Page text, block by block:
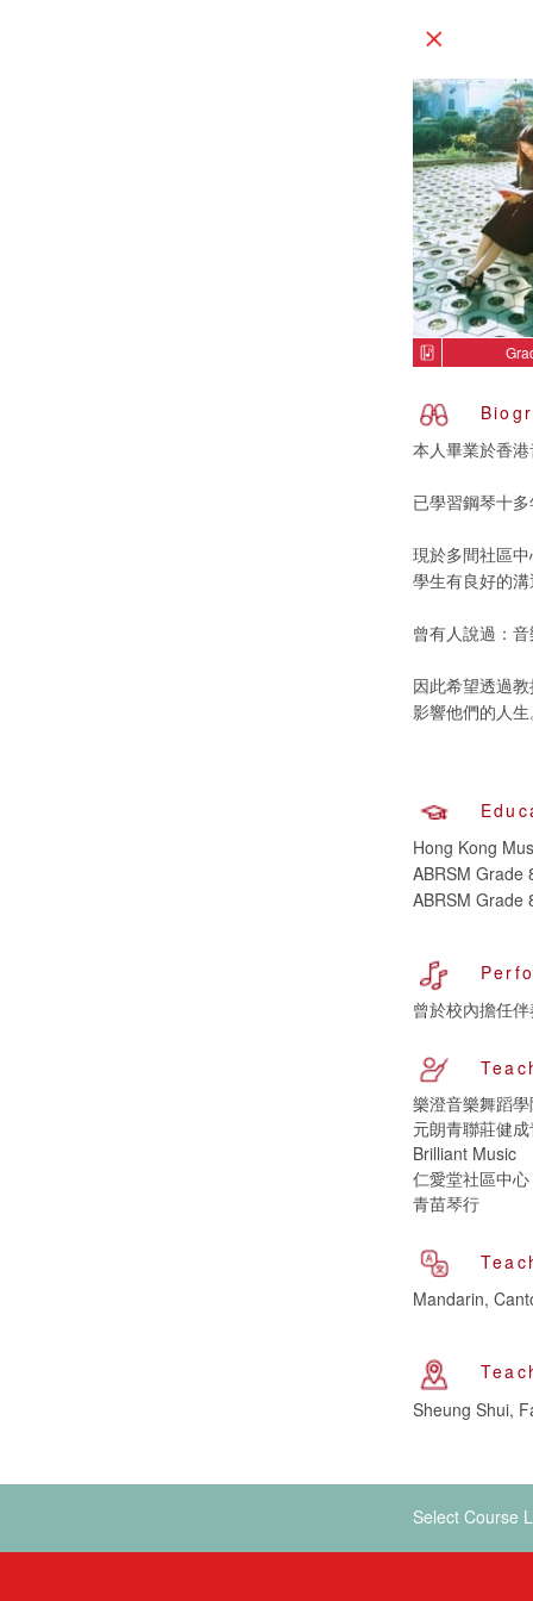
本人畢業於香港
已學習鋼琴十多
現於多間社區
學生有良好的溝
曾有人說過：
因此希望透過
影響他們的人生。
Hong Kong
ABRSM Grade
ABRSM Grade
曾於校內擔任
樂澄音樂舞蹈學
元朗青聯莊健
Brilliant Music
仁愛堂社區中心
青苗琴行
Mandarin,
Sheung Shui,
Select Course